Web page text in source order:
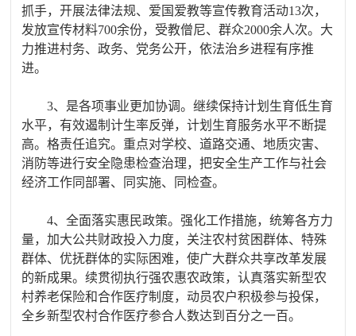
抓手，开展法律法规、爱国爱教等宣传教育活动13次，
发放宣传材料700余份，受教僧尼、群众2000余人次。大
力推进村务、政务、党务公开，依法治乡进程有序推
进。
3、是各项事业更加协调。继续保持计划生育低生育
水平，有效遏制计生率反弹，计划生育服务水平不断提
高。格责任追究。重点对学校、道路交通、地质灾害、
消防等进行安全隐患检查治理，把安全生产工作与社会
经济工作同部署、同实施、同检查。
4、全面落实惠民政策。强化工作措施，统筹各方力
量，加大公共财政投入力度，关注农村贫困群体、特殊
群体、优抚群体的实际困难，使广大群众共享改革发展
的新成果。续贯彻执行强农惠农政策，认真落实新型农
村养老保险和合作医疗制度，动员农户积极参与投保，
全乡新型农村合作医疗参合人数达到百分之一百。